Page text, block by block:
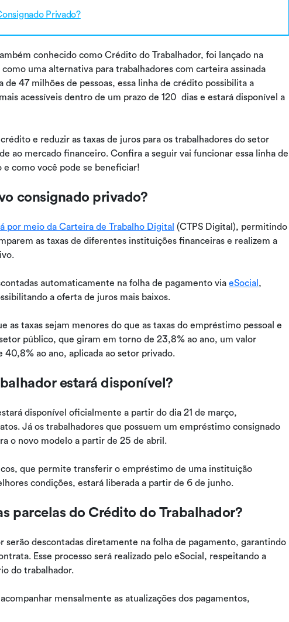
Privado?
conhecido como Crédito do Trabalhador, foi lançado na
uma alternativa para trabalhadores com carteira assinada
de 47 milhões de pessoas, essa linha de crédito possibilita a
acessíveis dentro de um prazo de 120 dias e estará disponível a
e reduzir as taxas de juros para os trabalhadores do setor
ao mercado financeiro. Confira a seguir vai funcionar essa linha de
e como você pode se beneficiar!
consignado privado?
por meio da Carteira de Trabalho Digital (CTPS Digital), permitindo
as taxas de diferentes instituições financeiras e realizem a
automaticamente na folha de pagamento via eSocial,
a oferta de juros mais baixos.
as taxas sejam menores do que as taxas do empréstimo pessoal e
público, que giram em torno de 23,8% ao ano, um valor
ao ano, aplicada ao setor privado.
estará disponível?
disponível oficialmente a partir do dia 21 de março,
Já os trabalhadores que possuem um empréstimo consignado
o novo modelo a partir de 25 de abril.
que permite transferir o empréstimo de uma instituição
condições, estará liberada a partir de 6 de junho.
parcelas do Crédito do Trabalhador?
serão descontadas diretamente na folha de pagamento, garantindo
Esse processo será realizado pelo eSocial, respeitando a
do trabalhador.
mensalmente as atualizações dos pagamentos,